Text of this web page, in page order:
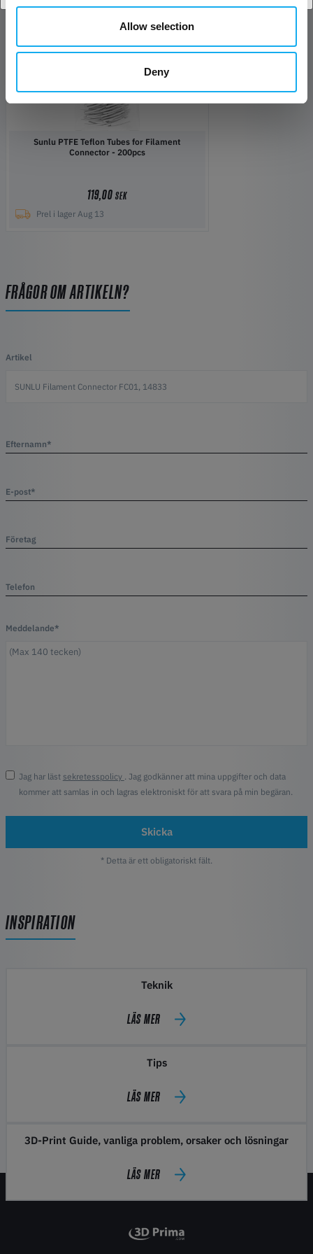
Allow selection
Deny
Sunlu PTFE Teflon Tubes for Filament
Connector - 200pcs
119,00 SEK
Prel i lager Aug 13
FRÅGOR OM ARTIKELN?
Artikel
Efternamn*
E-post*
Företag
Telefon
Meddelande*
Jag har läst sekretesspolicy . Jag godkänner att mina uppgifter och data
kommer att samlas in och lagras elektroniskt för att svara på min begäran.
Skicka
* Detta är ett obligatoriskt fält.
INSPIRATION
Teknik
LÄS MER
Tips
LÄS MER
3D-Print Guide, vanliga problem, orsaker och lösningar
LÄS MER